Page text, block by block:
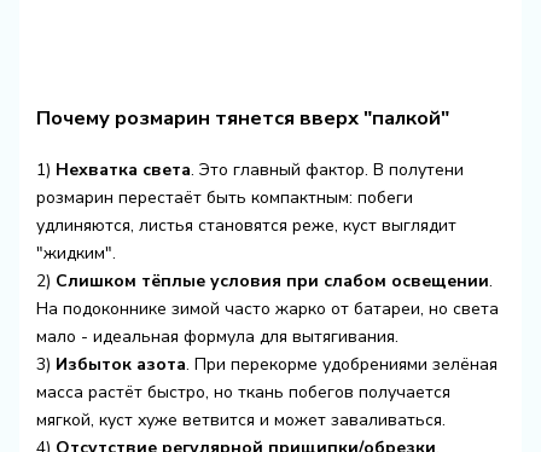
Почему розмарин тянется вверх "палкой"
1) Нехватка света. Это главный фактор. В полутени
розмарин перестаёт быть компактным: побеги
удлиняются, листья становятся реже, куст выглядит
"жидким".
2) Слишком тёплые условия при слабом освещении.
На подоконнике зимой часто жарко от батареи, но света
мало - идеальная формула для вытягивания.
3) Избыток азота. При перекорме удобрениями зелёная
масса растёт быстро, но ткань побегов получается
мягкой, куст хуже ветвится и может заваливаться.